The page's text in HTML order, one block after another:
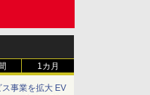
1カ月
事業を拡大 EV